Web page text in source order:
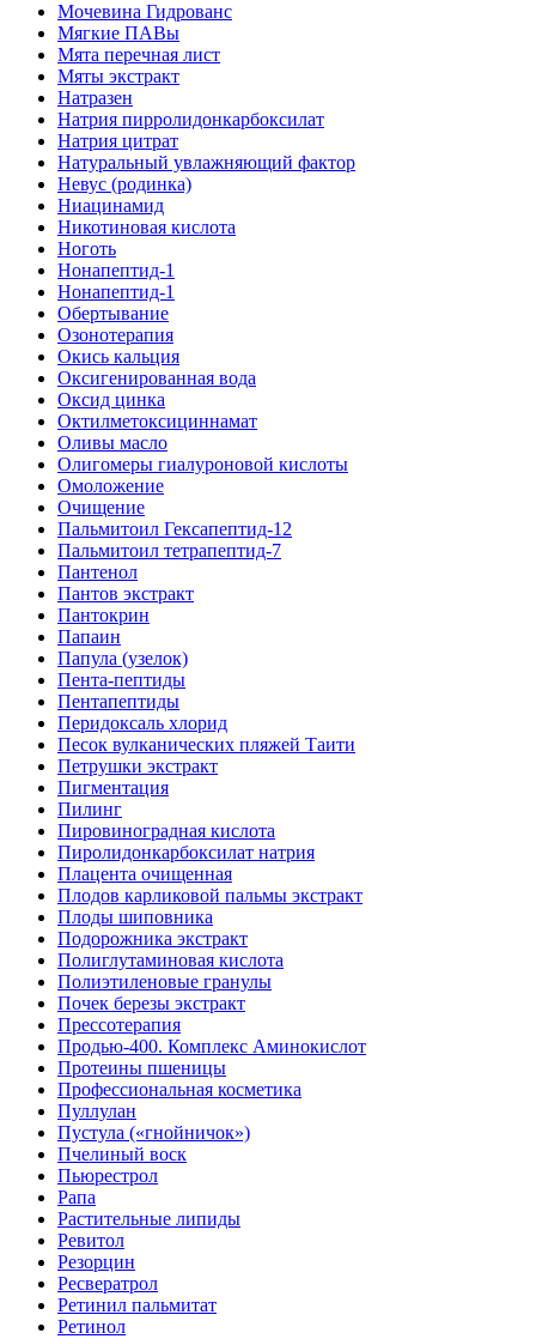
Мочевина Гидрованс
Мягкие ПАВы
Мята перечная лист
Мяты экстракт
Натразен
Натрия пирролидонкарбоксилат
Натрия цитрат
Натуральный увлажняющий фактор
Невус (родинка)
Ниацинамид
Никотиновая кислота
Ноготь
Нонапептид-1
Нонапептид-1
Обертывание
Озонотерапия
Окись кальция
Оксигенированная вода
Оксид цинка
Октилметоксициннамат
Оливы масло
Олигомеры гиалуроновой кислоты
Омоложение
Очищение
Пальмитоил Гексапептид-12
Пальмитоил тетрапептид-7
Пантенол
Пантов экстракт
Пантокрин
Папаин
Папула (узелок)
Пента-пептиды
Пентапептиды
Перидоксаль хлорид
Песок вулканических пляжей Таити
Петрушки экстракт
Пигментация
Пилинг
Пировиноградная кислота
Пиролидонкарбоксилат натрия
Плацента очищенная
Плодов карликовой пальмы экстракт
Плоды шиповника
Подорожника экстракт
Полиглутаминовая кислота
Полиэтиленовые гранулы
Почек березы экстракт
Прессотерапия
Продью-400. Комплекс Аминокислот
Протеины пшеницы
Профессиональная косметика
Пуллулан
Пустула («гнойничок»)
Пчелиный воск
Пьюрестрол
Рапа
Растительные липиды
Ревитол
Резорцин
Ресвератрол
Ретинил пальмитат
Ретинол